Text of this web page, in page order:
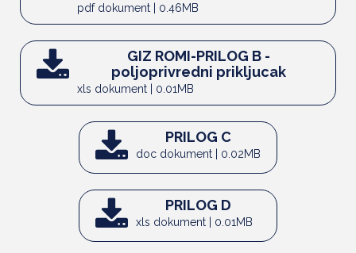
pdf dokument | 0.46MB
GIZ ROMI-PRILOG B -
poljoprivredni prikljucak
xls dokument | 0.01MB
PRILOG C
doc dokument | 0.02MB
PRILOG D
xls dokument | 0.01MB